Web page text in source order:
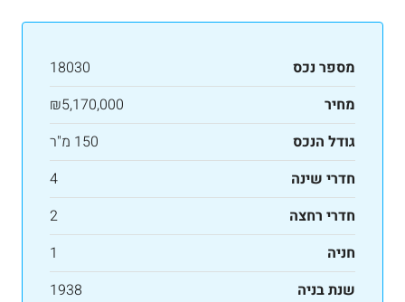
מספר נכס
18030
מחיר
₪5,170,000
גודל הנכס
150 מ"ר
חדרי שינה
חדרי רחצה
חניה
שנת בניה
1938